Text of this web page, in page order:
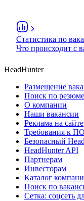
Статистика по
Что происходит с
HeadHunter
Размещение
Поиск по резюме
О компании
Наши вакансии
Реклама на сайте
Требования к ПО
Безопасный
HeadHunter API
Партнерам
Инвесторам
Каталог
Поиск по
Сетка: соцсеть